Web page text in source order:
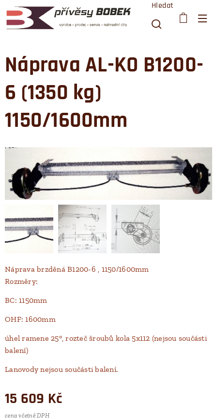
Hledat
Náprava AL-KO B1200-
6 (1350 kg)
1150/1600mm
Náprava brzděná B1200-6 , 1150/1600mm
Rozměry:
BC: 1150mm
OHF: 1600mm
úhel ramene 25°, rozteč šroubů kola 5x112 (nejsou součásti
balení)
Lanovody nejsou součásti balení.
15 609 Kč
cena včetně DPH